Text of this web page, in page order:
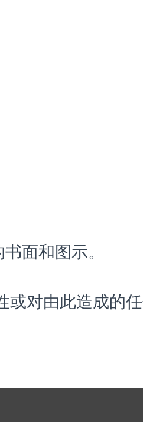
面和图示。
对由此造成的